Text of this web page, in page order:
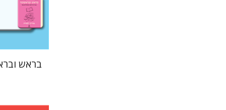
בראש